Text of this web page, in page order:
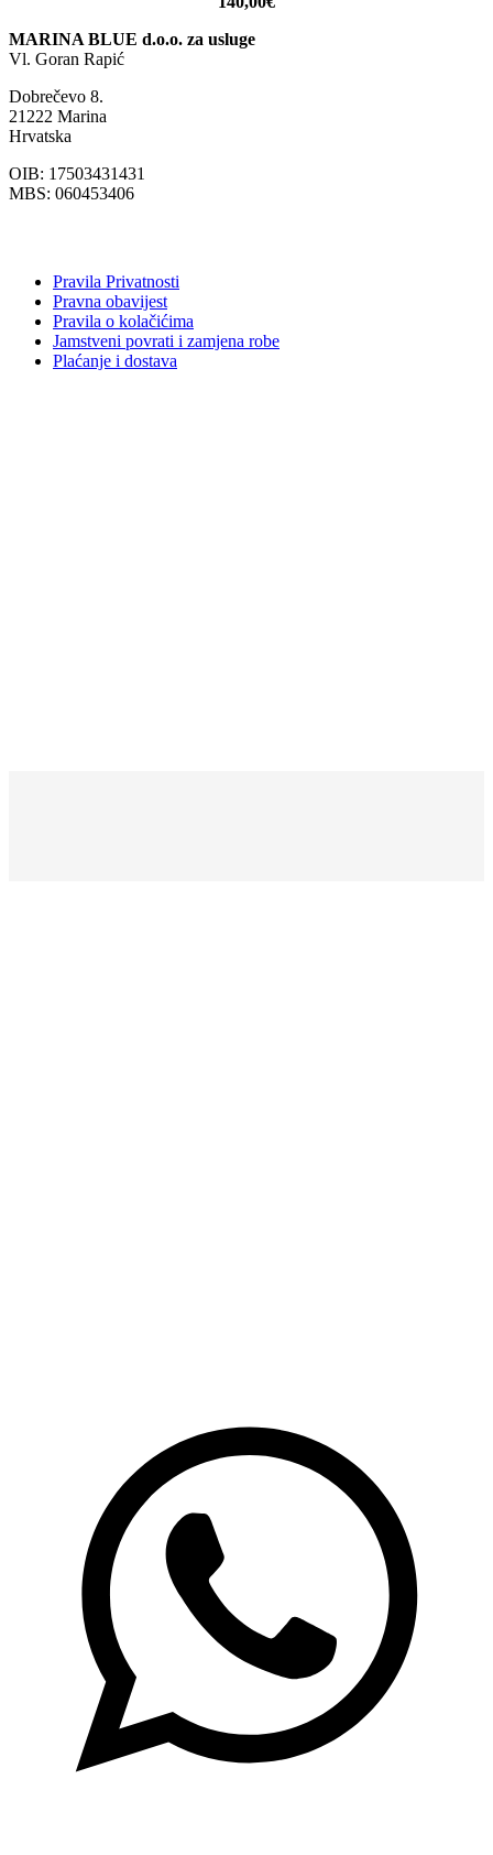
MARINA BLUE d.o.o. za usluge
Vl. Goran Rapić
Dobrečevo 8.
21222 Marina
Hrvatska
OIB: 17503431431
MBS: 060453406
Pravila Privatnosti
Pravna obavijest
Pravila o kolačićima
Jamstveni povrati i zamjena robe
Plaćanje i dostava